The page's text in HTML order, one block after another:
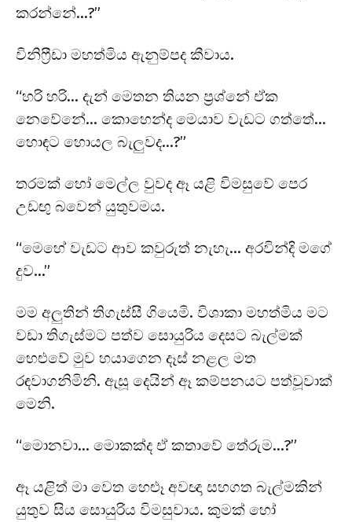
කරන්නේ…?”
විනිෆ්‍රීඩා මහත්මිය ඇනුම්පද කීවාය.
“හරි හරි… දැන් මෙතන තියන ප්‍රශ්නේ ඒක
නෙවේනේ… කොහෙන්ද මෙයාව වැඩට ගත්තේ…
හොඳට හොයල බැලුවද…?”
තරමක් හෝ මෙල්ල වුවද ඈ යළි විමසුවේ පෙර
උඩඟු බවෙන් යුතුවමය.
“මෙහේ වැඩට ආව කවුරුත් නැහැ… අරවින්දි මගේ
දුව…”
මම අලුතින් තිගැස්සී ගියෙමි. විශාකා මහත්මිය මට
වඩා තිගැස්මට පත්ව සොයුරිය දෙසට බැල්මක්
හෙළුවේ මුව හයාගෙන දෑස් නළල මත
රඳවාගනිමිනි. ඇසූ දෙයින් ඈ කම්පනයට පත්වූවාක්
මෙනි.
“මොනවා… මොකක්ද ඒ කතාවේ තේරුම…?”
ඈ යළිත් මා වෙත හෙළූ අවඥා සහගත බැල්මකින්
යුතුව සිය සොයුරිය විමසුවාය. කුමක් හෝ